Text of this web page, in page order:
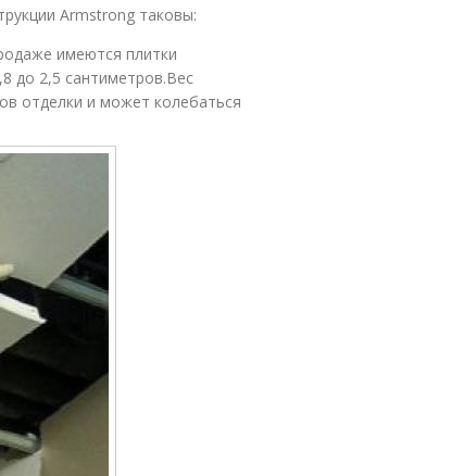
Armstrong таковы:
имеются плитки
до 2,5 сантиметров.Вес
отделки и может колебаться